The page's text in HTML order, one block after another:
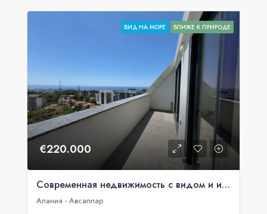
ВИД НА МОРЕ БЛИЖЕ К ПРИРОДЕ
€220.000
Современная недвижимость с видом и инфраструктурой в Авсалларе
Алания - Авсаллар